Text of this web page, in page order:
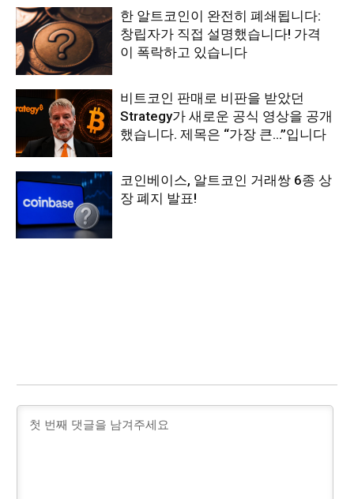
한 알트코인이 완전히 폐쇄됩니다:
창립자가 직접 설명했습니다! 가격
이 폭락하고 있습니다
비트코인 판매로 비판을 받았던
Strategy가 새로운 공식 영상을 공개
했습니다. 제목은 “가장 큰…”입니다
코인베이스, 알트코인 거래쌍 6종 상
장 폐지 발표!